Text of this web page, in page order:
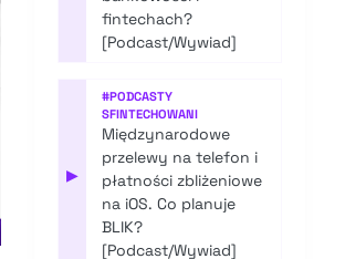
fintechach?
[Podcast/Wywiad]
▶
#PODCASTY
SFINTECHOWANI
Międzynarodowe
przelewy na telefon i
płatności zbliżeniowe
na iOS. Co planuje
BLIK?
[Podcast/Wywiad]